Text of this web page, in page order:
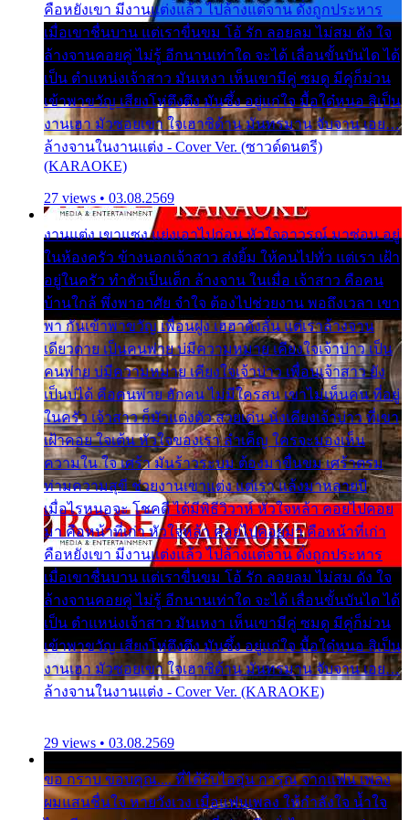
คือหยังเขา มีงานแต่งแล้ว ไปล้างแต่จาน ดั่งถูกประหาร
เมื่อเขาชื่นบาน แต่เราขื่นขม โอ้ รัก ลอยลม ไม่สม ดัง ใจ
ล้างจานคอยคู่ ไม่รู้ อีกนานเท่าใด จะได้ เลื่อนขั้นบันได ได้
เป็น ตำแหน่งเจ้าสาว มันเหงา เห็นเขามีคู่ ซมดู มีคู่ก็ม่วน
เข้าพาขวัญ เสียงโห่ตึงตึง มันซึ้ง อยู่แก่ใจ มื้อใด๋หนอ สิเป็น
งานเฮา มัวซอยเขา ใจเฮาซิด้าน มันทรมาน จับจาน เอย…
ล้างจานในงานแต่ง - Cover Ver. (ซาวด์ดนตรี)
(KARAOKE)
27 views • 03.08.2569
งานแต่ง เขาแซง แย่งเอาไปก่อน หัวใจอาวรณ์ มาซ่อน อยู่
ในห้องครัว ข้างนอกเจ้าสาว ส่งยิ้ม ให้คนไปทั่ว แต่เรา เฝ้า
อยู่ในครัว ทำตัวเป็นเด็ก ล้างจาน ในเมื่อ เจ้าสาว คือคน
บ้านใกล้ พึ่งพาอาศัย จำใจ ต้องไปช่วยงาน พอถึงเวลา เขา
พา กันเข้าพาขวัญ เพื่อนฝูง เฮฮาดังลั่น แต่เราล้างจาน
เดียวดาย เป็นคนพ่าย บ่มีความหมาย เคียงใจเจ้าบ่าว เป็น
คนพ่าย บ่มีความหมาย เคียงใจเจ้าบ่าว เพื่อนเจ้าสาว ยัง
เป็นบ่ได้ คือคนพ่าย ฮักคน ไม่มีใครสน เขาไม่เห็นคน ที่อยู่
ในครัว เจ้าสาว ก็มัวแต่งตัว สวยเด่น นั่งเคียงเจ้าบ่าว ที่เขา
เฝ้าคอย ใจเต้น หัวใจของเรา ลำเค็ญ ใครจะมองเห็น
ความใน ใจ เศร้า มันร้าวระบม ต้องมาขื่นขม เศร้าตรม
ท่ามความสุขี ช่วยงานเขาแต่ง แต่เรา แล้งมาหลายปี
เมื่อไรหนอจะ โชคดี ได้มีพิธีวิวาห์ หัวใจหล้า คอยไปคอย
มา คือหน้าที่เก่า หัวใจหล้า คอยไปคอยมา คือหน้าที่เก่า
คือหยังเขา มีงานแต่งแล้ว ไปล้างแต่จาน ดั่งถูกประหาร
เมื่อเขาชื่นบาน แต่เราขื่นขม โอ้ รัก ลอยลม ไม่สม ดัง ใจ
ล้างจานคอยคู่ ไม่รู้ อีกนานเท่าใด จะได้ เลื่อนขั้นบันได ได้
เป็น ตำแหน่งเจ้าสาว มันเหงา เห็นเขามีคู่ ซมดู มีคู่ก็ม่วน
เข้าพาขวัญ เสียงโห่ตึงตึง มันซึ้ง อยู่แก่ใจ มื้อใด๋หนอ สิเป็น
งานเฮา มัวซอยเขา ใจเฮาซิด้าน มันทรมาน จับจาน เอย…
ล้างจานในงานแต่ง - Cover Ver. (KARAOKE)
29 views • 03.08.2569
ขอ กราบ ขอบคุณ.... ที่ได้รับไออุ่น การุณ จากแฟน เพลง
ผมแสนชื่นใจ หายวังเวง เมื่อแฟนเพลง ให้กำลังใจ น้ำใจ